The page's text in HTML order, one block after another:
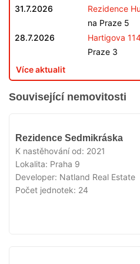
31.7.2026
Rezidence
na Praze 5
28.7.2026
Hartigova
Praze 3
Více aktualit
Související nemovitosti
Rezidence Sedmikráska
K nastěhování od: 2021
Lokalita: Praha 9
Developer: Natland Real Estate
Počet jednotek: 24